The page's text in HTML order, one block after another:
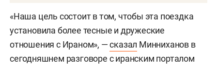
«Наша цель состоит в том, чтобы эта поездка
установила более тесные и дружеские
отношения с Ираном», —сказал Минниханов в
сегодняшнем разговоре с иранским порталом